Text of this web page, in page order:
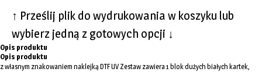
↑ Prześlij plik do wydrukowania w koszyku lub
wybierz jedną z gotowych opcji ↓
Opis produktu
Opis produktu
z własnym znakowaniem naklejką DTF UV Zestaw zawiera 1 blok dużych białych kartek,